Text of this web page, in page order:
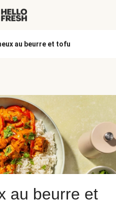
au beurre et tofu
au beurre et